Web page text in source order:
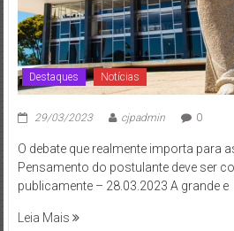
Destaques Notícias
29/03/2023 cjpadmin 0
O debate que realmente importa para
Pensamento do postulante deve ser
publicamente – 28.03.2023 A grande e
Leia Mais